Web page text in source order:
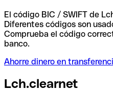
El código BIC / SWIFT de
Diferentes códigos son
Comprueba el código
banco.
Ahorre dinero en
Lch.clearnet